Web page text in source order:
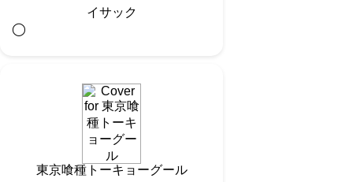
イサック
◯︎
東京喰種トーキョーグール